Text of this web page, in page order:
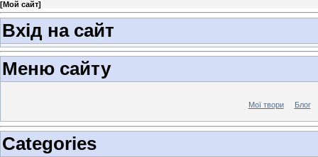
[Мой сайт]
Вхід на сайт
Меню сайту
Мої твори Блог
Categories